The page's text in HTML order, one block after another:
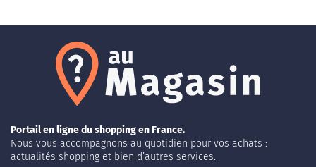
Portail en ligne du shopping en France.
Nous vous accompagnons au quotidien pour vos achats :
actualités shopping et bien d’autres services.